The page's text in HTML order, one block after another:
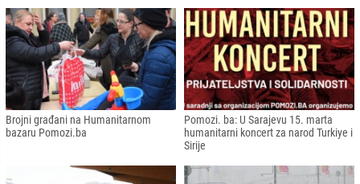
Brojni građani na Humanitarnom
bazaru Pomozi.ba
Pomozi. ba: U Sarajevu 15. marta
humanitarni koncert za narod Turkiye i
Sirije